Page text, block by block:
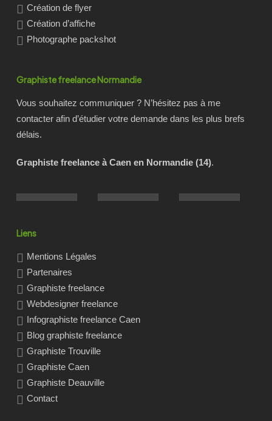
Création de flyer
Création d’affiche
Photographe packshot
Graphiste freelance Normandie
Vous souhaitez communiquer ? N’hésitez pas à me
contacter afin d’étudier votre demande dans les plus brefs
délais.
Graphiste freelance à Caen en Normandie (14).
Liens
Mentions Légales
Partenaires
Graphiste freelance
Webdesigner freelance
Infographiste freelance Caen
Blog graphiste freelance
Graphiste Trouville
Graphiste Caen
Graphiste Deauville
Contact